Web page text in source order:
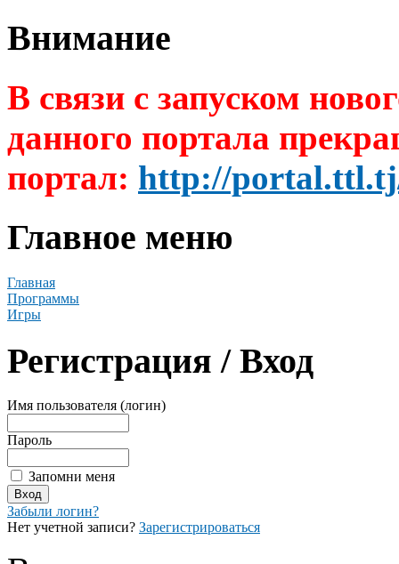
Внимание
В связи с запуском
данного портала
портал: http://
Главное меню
Главная
Программы
Игры
Регистрация / Вход
Имя пользователя (логин)
Пароль
Запомни меня
Забыли логин?
Нет учетной записи? Зарегистрироваться